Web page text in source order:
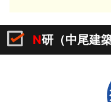
N研（中尾建